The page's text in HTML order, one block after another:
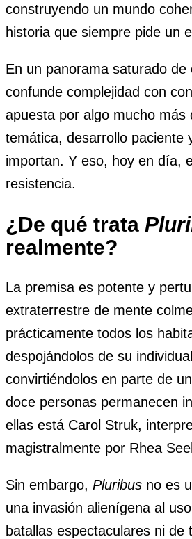
construyendo un mundo
historia que siempre pide un
En un panorama saturado de
confunde complejidad con
apuesta por algo mucho más
temática, desarrollo paciente
importan. Y eso, hoy en día,
resistencia.
¿De qué trata
realmente?
La premisa es potente y
extraterrestre de mente
prácticamente todos los
despojándolos de su
convirtiéndolos en parte de
doce personas permanecen
ellas está Carol Struk,
magistralmente por Rhea
Sin embargo, Pluribus no es
una invasión alienígena al
batallas espectaculares ni de